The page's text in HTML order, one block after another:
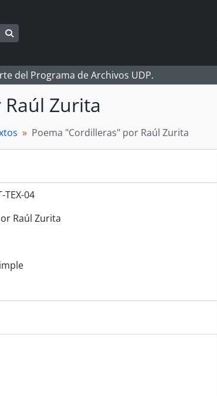
del Programa de Archivos UDP.
Zurita
Poema "Cordilleras" por Raúl Zurita
TEX-04
Raúl Zurita